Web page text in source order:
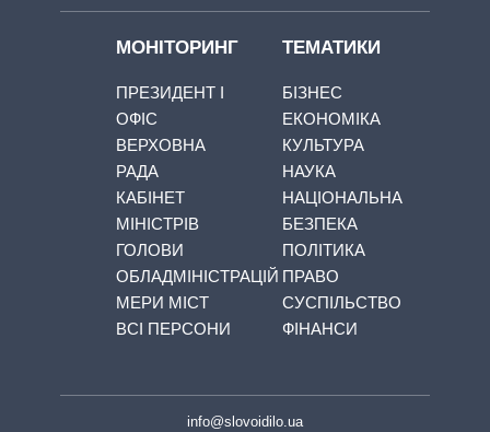
МОНІТОРИНГ
ПРЕЗИДЕНТ І
ОФІС
ВЕРХОВНА
РАДА
КАБІНЕТ
МІНІСТРІВ
ГОЛОВИ
ОБЛАДМІНІСТРАЦІЙ
МЕРИ МІСТ
ВСІ ПЕРСОНИ
ТЕМАТИКИ
БІЗНЕС
ЕКОНОМІКА
КУЛЬТУРА
НАУКА
НАЦІОНАЛЬНА
БЕЗПЕКА
ПОЛІТИКА
ПРАВО
СУСПІЛЬСТВО
ФІНАНСИ
info@slovoidilo.ua